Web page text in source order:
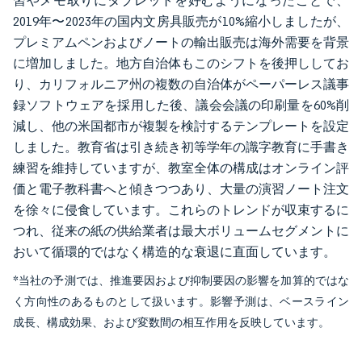
2019年〜2023年の国内文房具販売が10%縮小しましたが、
プレミアムペンおよびノートの輸出販売は海外需要を背景
に増加しました。地方自治体もこのシフトを後押ししてお
り、カリフォルニア州の複数の自治体がペーパーレス議事
録ソフトウェアを採用した後、議会会議の印刷量を60%削
減し、他の米国都市が複製を検討するテンプレートを設定
しました。教育省は引き続き初等学年の識字教育に手書き
練習を維持していますが、教室全体の構成はオンライン評
価と電子教科書へと傾きつつあり、大量の演習ノート注文
を徐々に侵食しています。これらのトレンドが収束するに
つれ、従来の紙の供給業者は最大ボリュームセグメントに
おいて循環的ではなく構造的な衰退に直面しています。
*当社の予測では、推進要因および抑制要因の影響を加算的ではな
く方向性のあるものとして扱います。影響予測は、ベースライン
成長、構成効果、および変数間の相互作用を反映しています。